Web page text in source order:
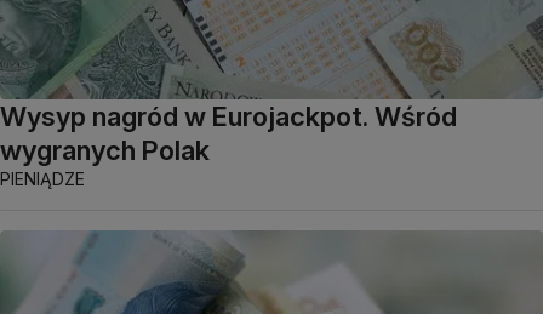
Wysyp nagród w Eurojackpot. Wśród
wygranych Polak
PIENIĄDZE